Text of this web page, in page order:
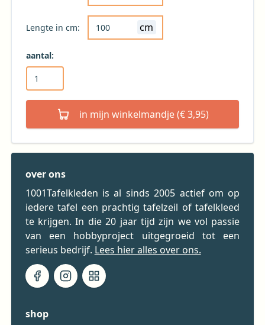
Lengte in cm: cm
aantal:
in mijn winkelmandje (€ 3,95)
over ons
1001Tafelkleden is al sinds 2005 actief om op
iedere tafel een prachtig tafelzeil of tafelkleed
te krijgen. In die 20 jaar tijd zijn we vol passie
van een hobbyproject uitgegroeid tot een
serieus bedrijf. Lees hier alles over ons.
shop